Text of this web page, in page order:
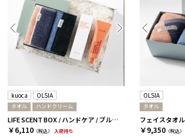
kuoca OLSIA
タオル ハンドクリーム
LIFE SCENT BOX / ハンドケア / ブルー＆ピンク
￥6,110 （税込） 入荷待ち
OLSIA
タオル
￥9,350 （税込）